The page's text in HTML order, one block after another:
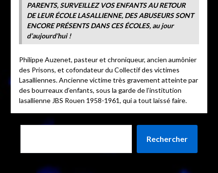
PARENTS, SURVEILLEZ VOS ENFANTS AU RETOUR
DE LEUR ÉCOLE LASALLIENNE, DES ABUSEURS SONT
ENCORE PRÉSENTS DANS CES ÉCOLES, au jour
d’aujourd’hui !
Philippe Auzenet, pasteur et chroniqueur, ancien aumônier
des Prisons, et cofondateur du Collectif des victimes
Lasalliennes. Ancienne victime très gravement atteinte par
des bourreaux d’enfants, sous la garde de l’institution
lasallienne JBS Rouen 1958-1961, qui a tout laissé faire.
Rechercher